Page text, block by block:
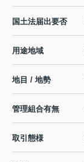
国土法届出要否
用途地域
地目 / 地勢
管理組合有無
取引態様